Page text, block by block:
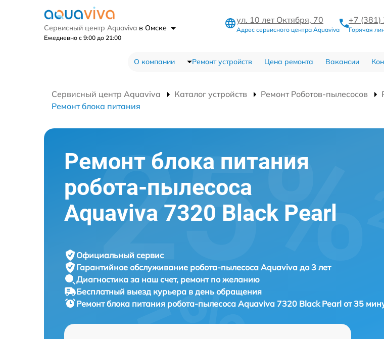
Сервисный центр Aquaviva в Омске
Ежедневно с 9:00 до 21:00
ул. 10 лет Октября, 70
Адрес сервисного центра Aquaviva
+7
Горячая
О компании Ремонт устройств Цена ремонта Вакансии
Сервисный центр Aquaviva Каталог устройств Ремонт Роботов-пылесосов
Ремонт блока питания
Ремонт блока питания
робота-пылесоса
Aquaviva 7320 Black Pearl
Официальный сервис
Гарантийное обслуживание робота-пылесоса Aquaviva до 3 лет
Диагностика за наш счет, ремонт по желанию
Бесплатный выезд курьера в день обращения
Ремонт блока питания робота-пылесоса Aquaviva 7320 Black Pearl от 35